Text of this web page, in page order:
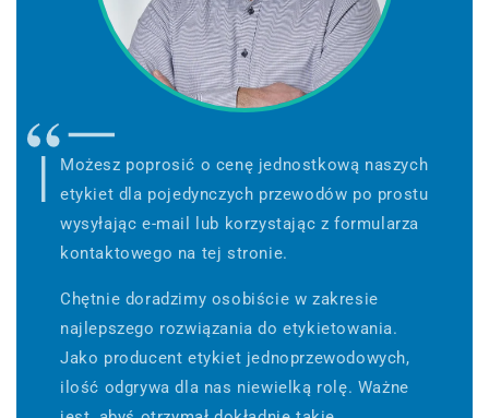
Możesz poprosić o cenę jednostkową naszych
etykiet dla pojedynczych przewodów po prostu
wysyłając e-mail lub korzystając z formularza
kontaktowego na tej stronie.
Chętnie doradzimy osobiście w zakresie
najlepszego rozwiązania do etykietowania.
Jako producent etykiet jednoprzewodowych,
ilość odgrywa dla nas niewielką rolę. Ważne